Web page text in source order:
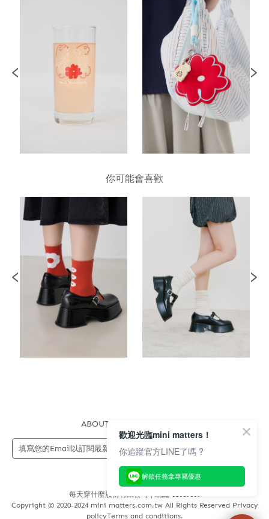
你可能會喜歡
ABOUT US
每天穿什麼股份有限公司 | 統編 83689089
Copyright © 2020-2024 mini matters.com.tw All Rights Reserved Privacy
policyTerms and conditions.
歡迎光臨mini matters！
你追蹤官方LINE了嗎 ?
解鎖任務拿專屬優惠